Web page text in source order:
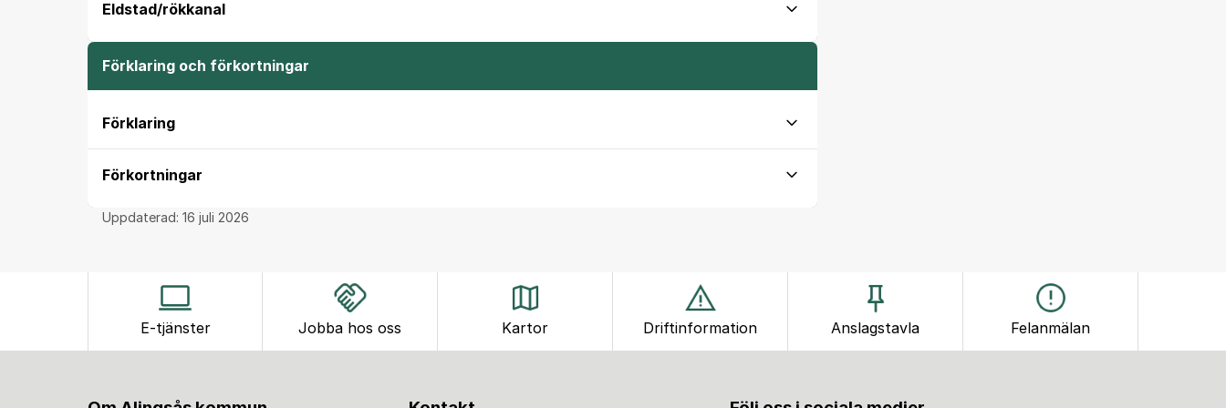
Eldstad/rökkanal
Förklaring och förkortningar
Förklaring
Förkortningar
Uppdaterad: 16 juli 2026
E-tjänster Jobba hos oss Kartor Driftinformation Anslagstavla Felanmälan